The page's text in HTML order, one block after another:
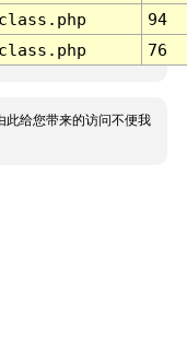
94
76
此给您带来的访问不便我